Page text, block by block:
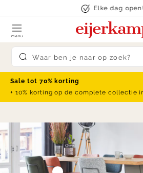
Elke dag open!
Submit search
menu
Sale tot 70% korting
+ 10% korting op de complete collectie